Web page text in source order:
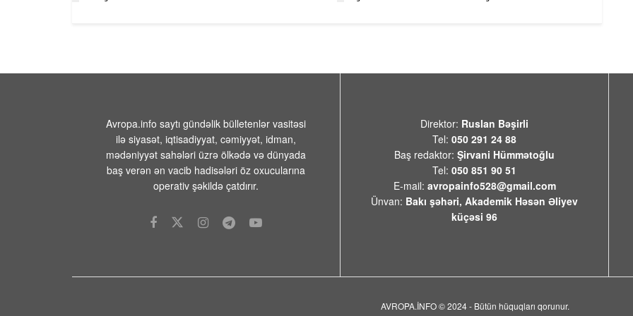
Avropa.info saytı gündəlik bülletenlər vasitəsi
ilə siyasət, iqtisadiyyat, cəmiyyət, idman,
mədəniyyət sahələri üzrə ölkədə və dünyada
baş verən ən vacib hadisələri öz oxucularına
operativ şəkildə çatdırır.
Direktor: Ruslan Bəşirli
Tel: 050 291 24 88
Baş redaktor: Şirvani Hümmətoğlu
Tel: 050 851 90 51
E-mail: avropainfo528@gmail.com
Ünvan: Bakı şəhəri, Akademik Həsən Əliyev
küçəsi 96
AVROPA.İNFO © 2024 - Bütün hüquqları qorunur.